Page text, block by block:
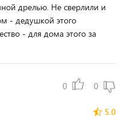
дрелью. Не сверлили и
- дедушкой этого
- для дома этого за
0 0
5.0